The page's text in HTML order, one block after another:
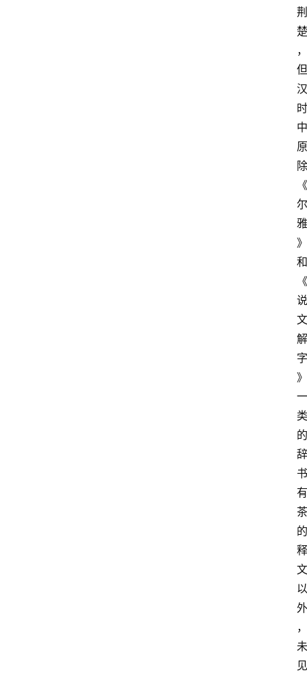
荆
楚
，
但
汉
时
中
原
除
《
尔
雅
》
和
《
说
文
解
字
》
一
类
的
辞
书
有
茶
的
释
文
以
外
，
未
见